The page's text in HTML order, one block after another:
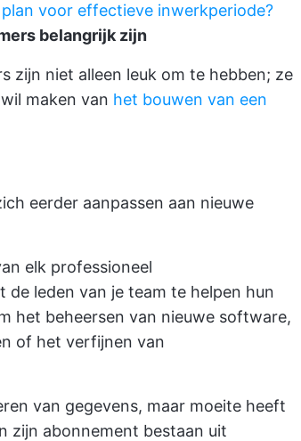
voor effectieve inwerkperiode?
belangrijk zijn
zijn niet alleen leuk om te hebben; ze
maken van het bouwen van een
eerder aanpassen aan nieuwe
elk professioneel
leden van je team te helpen hun
het beheersen van nieuwe software,
of het verfijnen van
van gegevens, maar moeite heeft
zijn abonnement bestaan uit